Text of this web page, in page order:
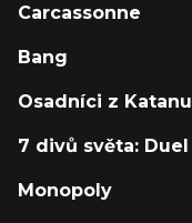
Carcassonne
Bang
Osadníci z Katanu
7 divů světa: Duel
Monopoly